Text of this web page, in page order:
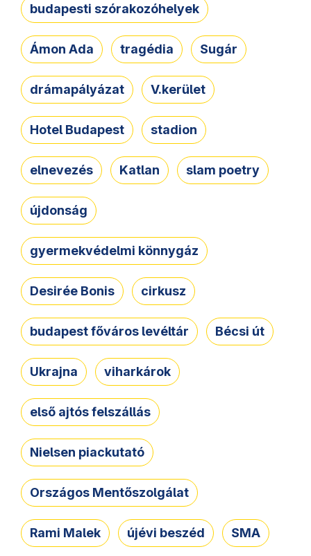
budapesti szórakozóhelyek
Ámon Ada tragédia Sugár
drámapályázat V.kerület
Hotel Budapest stadion
elnevezés Katlan slam poetry
újdonság
gyermekvédelmi könnygáz
Desirée Bonis cirkusz
budapest főváros levéltár Bécsi út
Ukrajna viharkárok
első ajtós felszállás
Nielsen piackutató
Országos Mentőszolgálat
Rami Malek újévi beszéd SMA